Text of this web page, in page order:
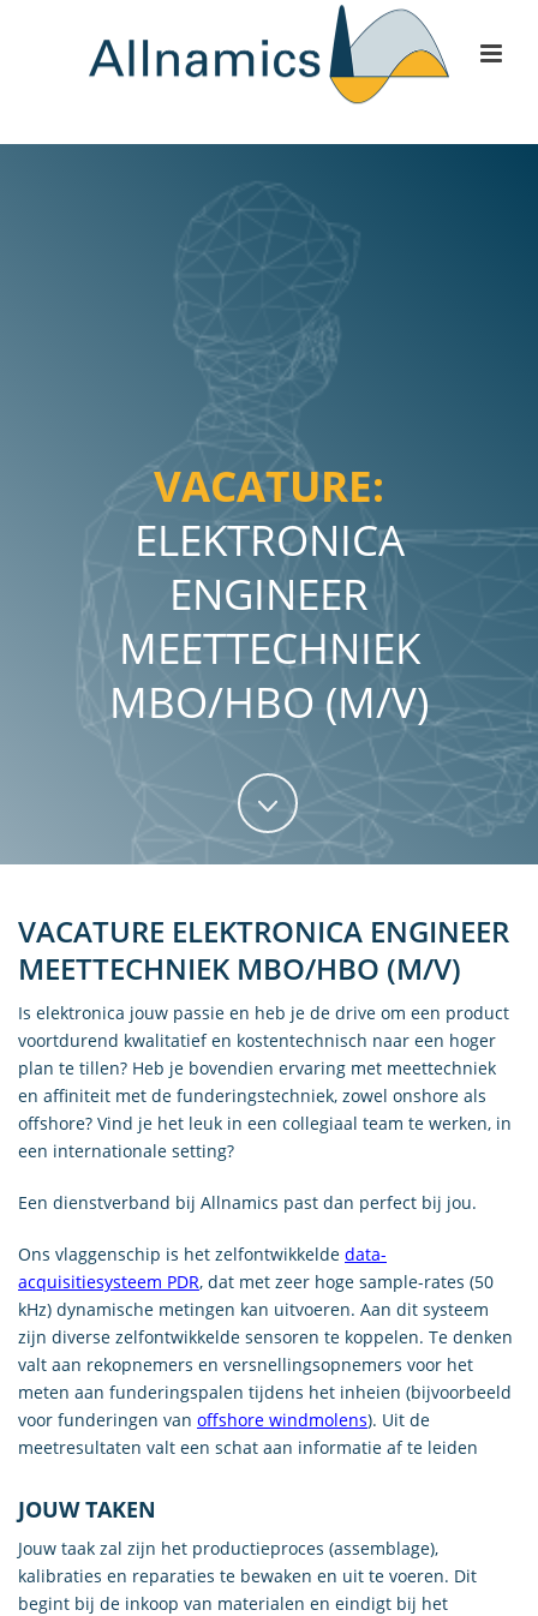
VACATURE:
ELEKTRONICA
ENGINEER
MEETTECHNIEK
MBO/HBO (M/V)
VACATURE ELEKTRONICA ENGINEER
MEETTECHNIEK MBO/HBO (M/V)
Is elektronica jouw passie en heb je de drive om een product
voortdurend kwalitatief en kostentechnisch naar een hoger
plan te tillen? Heb je bovendien ervaring met meettechniek
en affiniteit met de funderingstechniek, zowel onshore als
offshore? Vind je het leuk in een collegiaal team te werken, in
een internationale setting?
Een dienstverband bij Allnamics past dan perfect bij jou.
Ons vlaggenschip is het zelfontwikkelde data-
acquisitiesysteem PDR, dat met zeer hoge sample-rates (50
kHz) dynamische metingen kan uitvoeren. Aan dit systeem
zijn diverse zelfontwikkelde sensoren te koppelen. Te denken
valt aan rekopnemers en versnellingsopnemers voor het
meten aan funderingspalen tijdens het inheien (bijvoorbeeld
voor funderingen van offshore windmolens). Uit de
meetresultaten valt een schat aan informatie af te leiden
JOUW TAKEN
Jouw taak zal zijn het productieproces (assemblage),
kalibraties en reparaties te bewaken en uit te voeren. Dit
begint bij de inkoop van materialen en eindigt bij het